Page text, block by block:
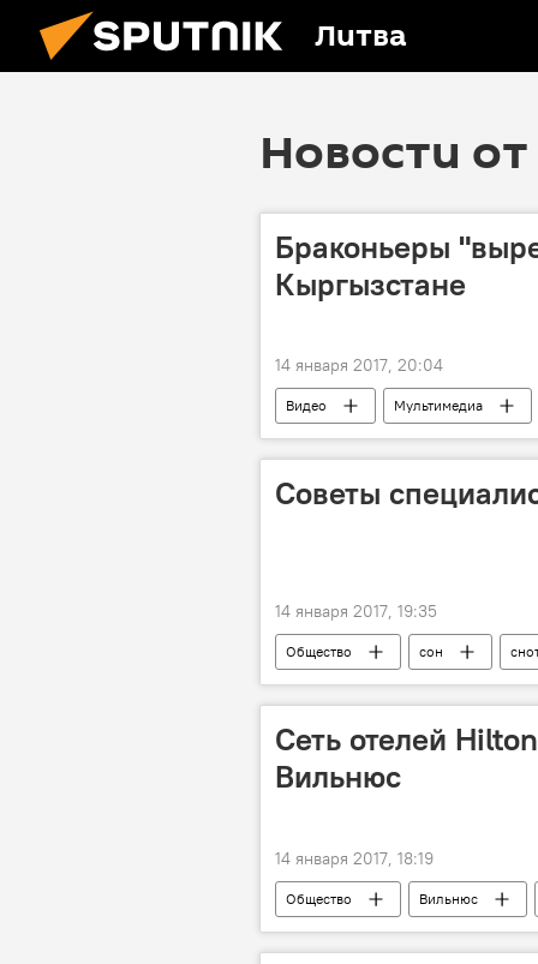
Литва
Новости от
Браконьеры
Кыргызстане
14 января 2017, 20:04
Видео Мультимедиа
Советы
14 января 2017, 19:35
Общество сон
Сеть отелей
Вильнюс
14 января 2017, 18:19
Общество Вильнюс
площадь Лукишкю
Eika